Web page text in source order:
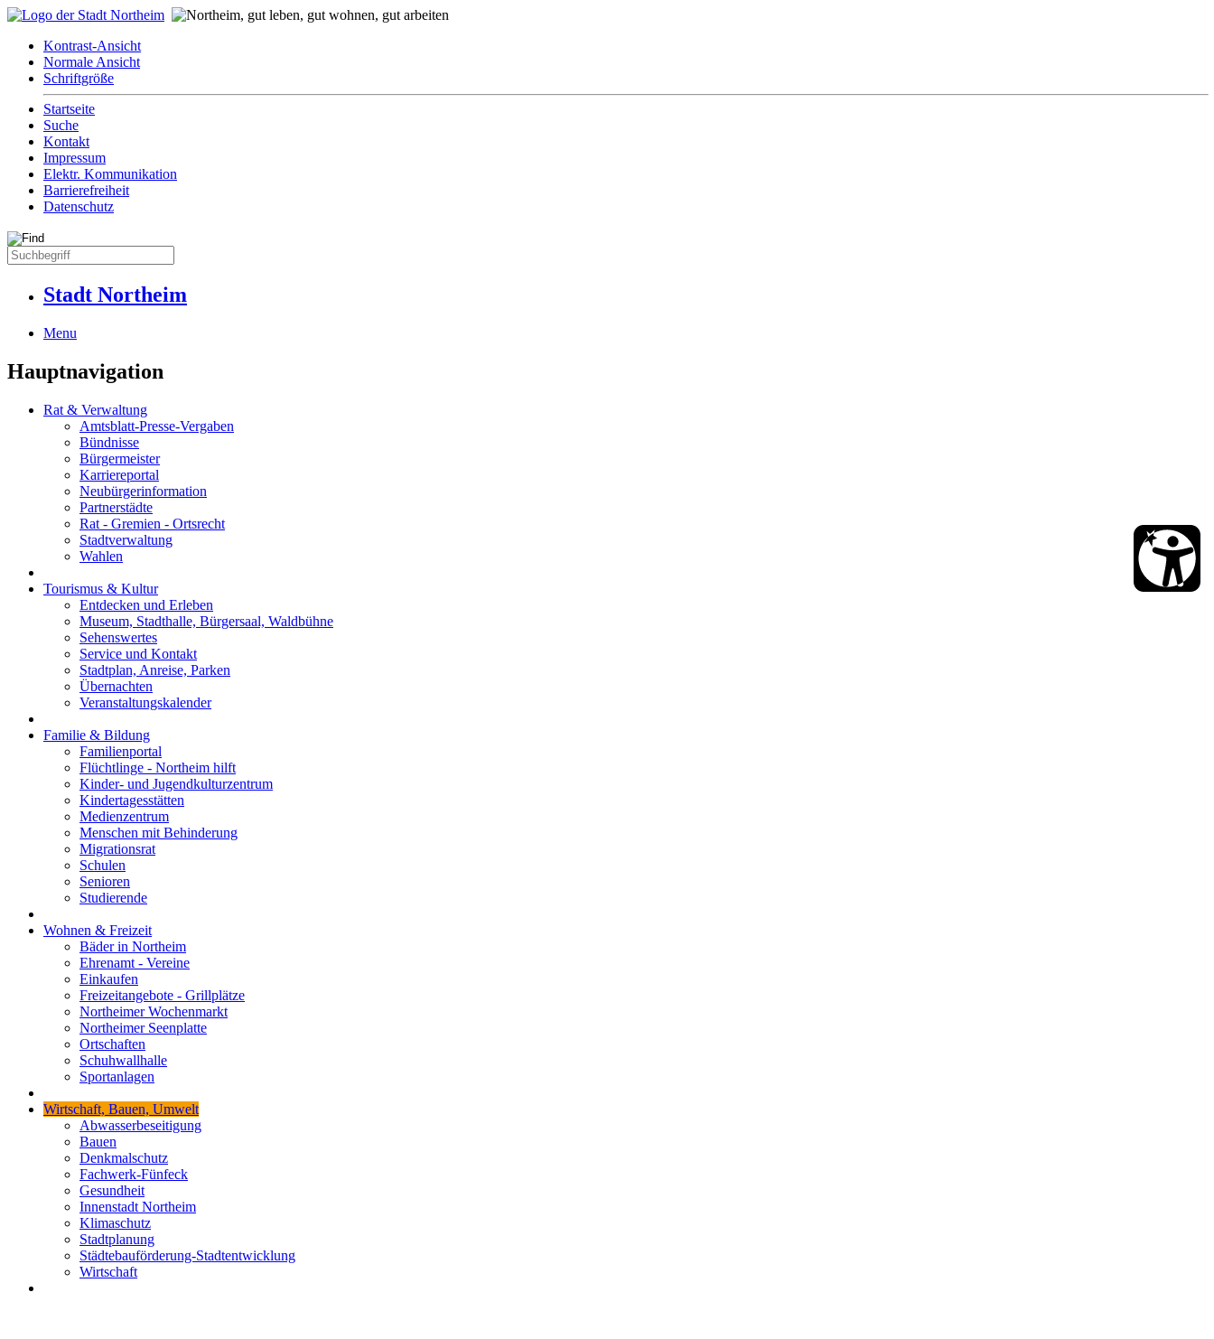
Kontrast-Ansicht
Normale Ansicht
Schriftgröße
Startseite
Suche
Kontakt
Impressum
Elektr. Kommunikation
Barrierefreiheit
Datenschutz
Stadt Northeim
Menu
Hauptnavigation
Rat & Verwaltung
Amtsblatt-Presse-Vergaben
Bündnisse
Bürgermeister
Karriereportal
Neubürgerinformation
Partnerstädte
Rat - Gremien - Ortsrecht
Stadtverwaltung
Wahlen
Tourismus & Kultur
Entdecken und Erleben
Museum, Stadthalle, Bürgersaal, Waldbühne
Sehenswertes
Service und Kontakt
Stadtplan, Anreise, Parken
Übernachten
Veranstaltungskalender
Familie & Bildung
Familienportal
Flüchtlinge - Northeim hilft
Kinder- und Jugendkulturzentrum
Kindertagesstätten
Medienzentrum
Menschen mit Behinderung
Migrationsrat
Schulen
Senioren
Studierende
Wohnen & Freizeit
Bäder in Northeim
Ehrenamt - Vereine
Einkaufen
Freizeitangebote - Grillplätze
Northeimer Wochenmarkt
Northeimer Seenplatte
Ortschaften
Schuhwallhalle
Sportanlagen
Wirtschaft, Bauen, Umwelt
Abwasserbeseitigung
Bauen
Denkmalschutz
Fachwerk-Fünfeck
Gesundheit
Innenstadt Northeim
Klimaschutz
Stadtplanung
Städtebauförderung-Stadtentwicklung
Wirtschaft